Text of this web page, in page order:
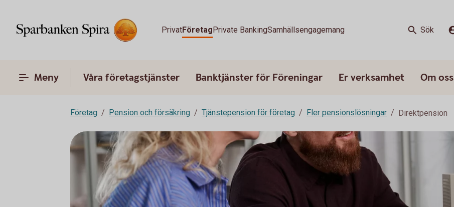
PrivatFöretagPrivate BankingSamhällsengagemang Sök
Meny Våra företagstjänster Banktjänster för Föreningar Er verksamhet Om oss
Företag Pension och försäkring Tjänstepension för företag Fler pensionslösningar Direktpension